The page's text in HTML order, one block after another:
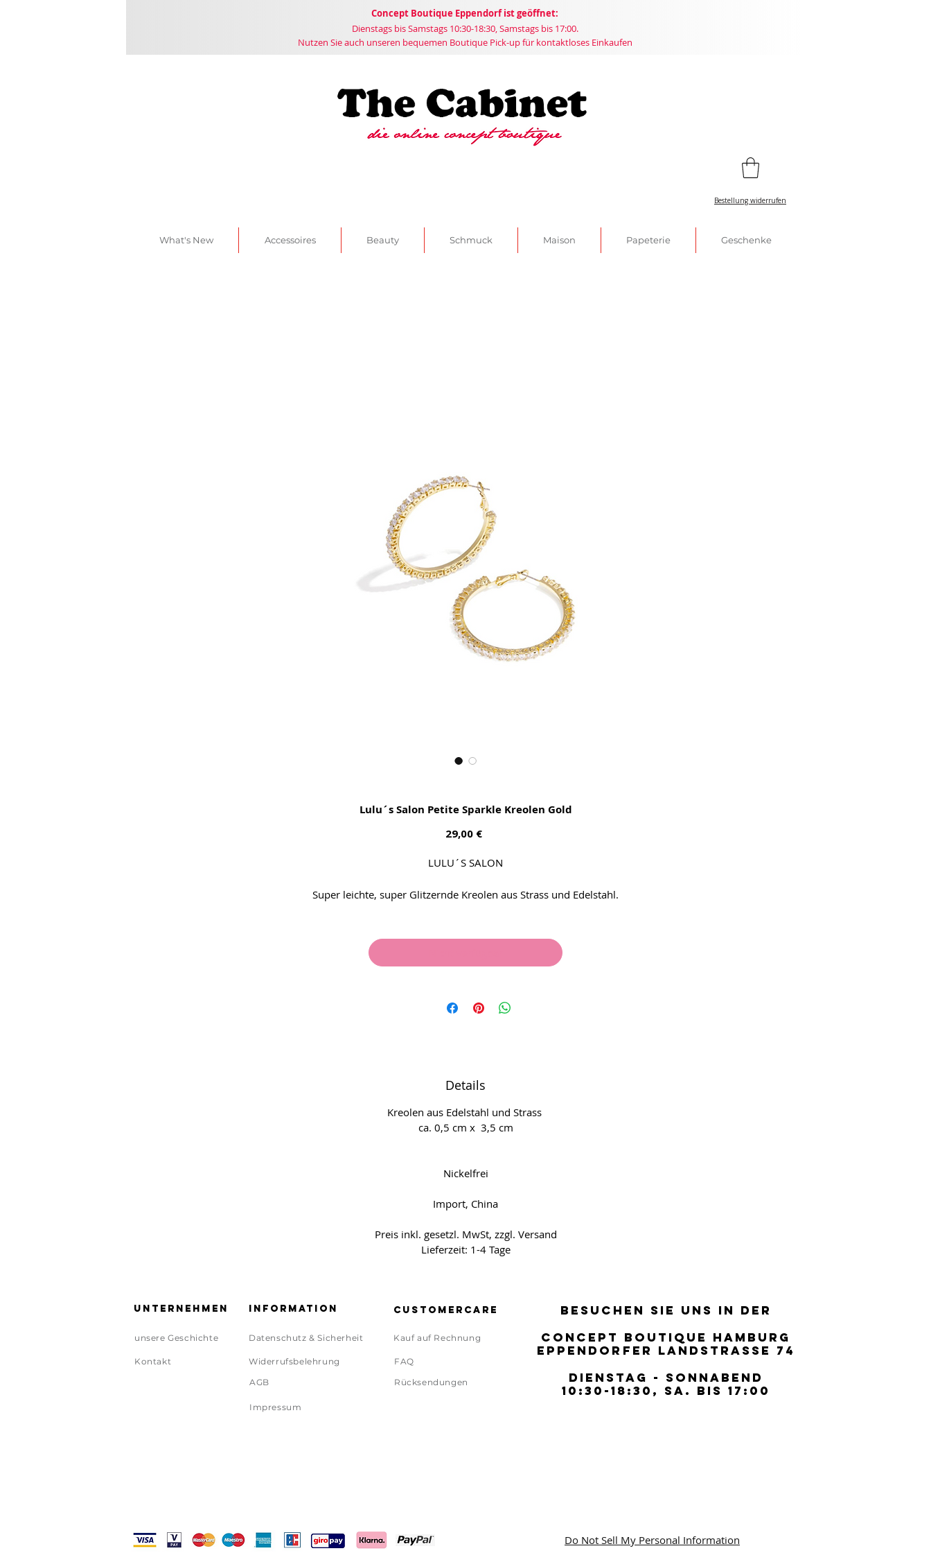
Concept Boutique Eppendorf ist geöffnet:
Dienstags bis Samstags 10:30-18:30, Samstags bis 17:00.
Nutzen Sie auch unseren bequemen Boutique Pick-up für kontaktloses Einkaufen
Bestellung widerrufen
What's New Accessoires Beauty Schmuck Maison Papeterie Geschenke
Lulu´s Salon Petite Sparkle Kreolen Gold
29,00 €Preis
LULU´S SALON
Super leichte, super Glitzernde Kreolen aus Strass und Edelstahl.
Details
Kreolen aus Edelstahl und Strass
ca. 0,5 cm x 3,5 cm
Nickelfrei
Import, China
Preis inkl. gesetzl. MwSt, zzgl. Versand
Lieferzeit: 1-4 Tage
Unternehmen
unsere Geschichte
Kontakt
Information
Datenschutz & Sicherheit
Widerrufsbelehrung
AGB
Customercare
Kauf auf Rechnung
FAQ
Rücksendungen
BESUCHEN SIE UNS IN DER
CONCEPT BOUTIQUE HAMBURG
EPPENDORFER LANDSTRASSE 74
DIENSTAG - SONNABEND
10:30-18:30, SA. BIS 17:00
BESUCHEN SIE UNS IN DER
CONCEPT BOUTIQUE HAMBURG
EPPENDORFER LANDSTRASSE 74
DIENSTAG - SONNABEND
10:30-18:30, SA. BIS 17:00
Impressum
Do Not Sell My Personal Information